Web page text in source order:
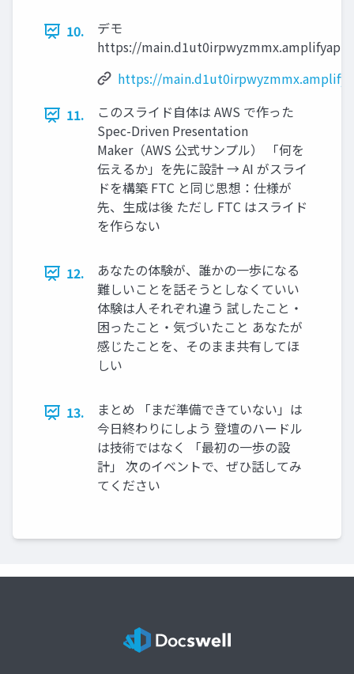
10.
デモ
https://
https://
11.
このスライド自体は AWS で作った
Spec-Driven Presentation
Maker（AWS 公式サンプル） 「何を
伝えるか」を先に設計 → AI がスライ
ドを構築 FTC と同じ思想：仕様が
先、生成は後 ただし FTC はスライド
を作らない
12.
あなたの体験が、誰かの一歩になる
難しいことを話そうとしなくていい
体験は人それぞれ違う 試したこと・
困ったこと・気づいたこと あなたが
感じたことを、そのまま共有してほ
しい
13.
まとめ 「まだ準備できていない」は
今日終わりにしよう 登壇のハードル
は技術ではなく 「最初の一歩の設
計」 次のイベントで、ぜひ話してみ
てください